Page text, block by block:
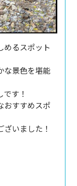
めるスポット
な景色を堪能
す！
おすすめスポ
いました！